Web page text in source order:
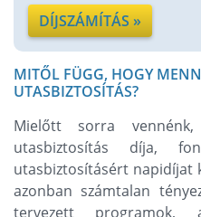
DÍJSZÁMÍTÁS »
MITŐL FÜGG, HOGY
UTASBIZTOSÍTÁS?
Mielőtt sorra
utasbiztosítás díja,
utasbiztosításért napidíjat
azonban számtalan
tervezett programok,